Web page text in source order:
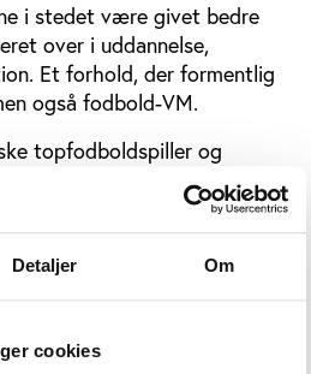
Detaljer Om
cookies
i stedet være givet bedre
over i uddannelse,
Et forhold, der formentlig
også fodbold-VM.
topfodboldspiller og
de Souza Faria, udtalte i
New York Times i forbindelse
han pegede på, at
i Brasilien er
i bund og grund er